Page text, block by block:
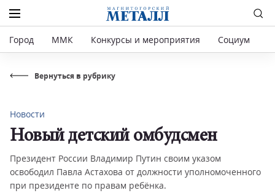
Город ММК Конкурсы и мероприятия Социум
Вернуться в рубрику
Новости
Новый детский омбудсмен
Президент России Владимир Путин своим указом
освободил Павла Астахова от должности уполномоченного
при президенте по правам ребёнка.